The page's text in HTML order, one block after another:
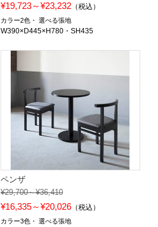
¥19,723～¥23,232（税込）
カラー2色 選べる張地
W390×D445×H780・SH435
ペンザ
¥29,700～¥36,410
¥16,335～¥20,026（税込）
カラー3色 選べる張地